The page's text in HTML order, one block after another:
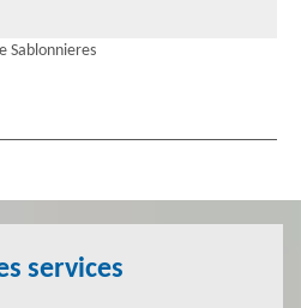
Sablonnieres
services